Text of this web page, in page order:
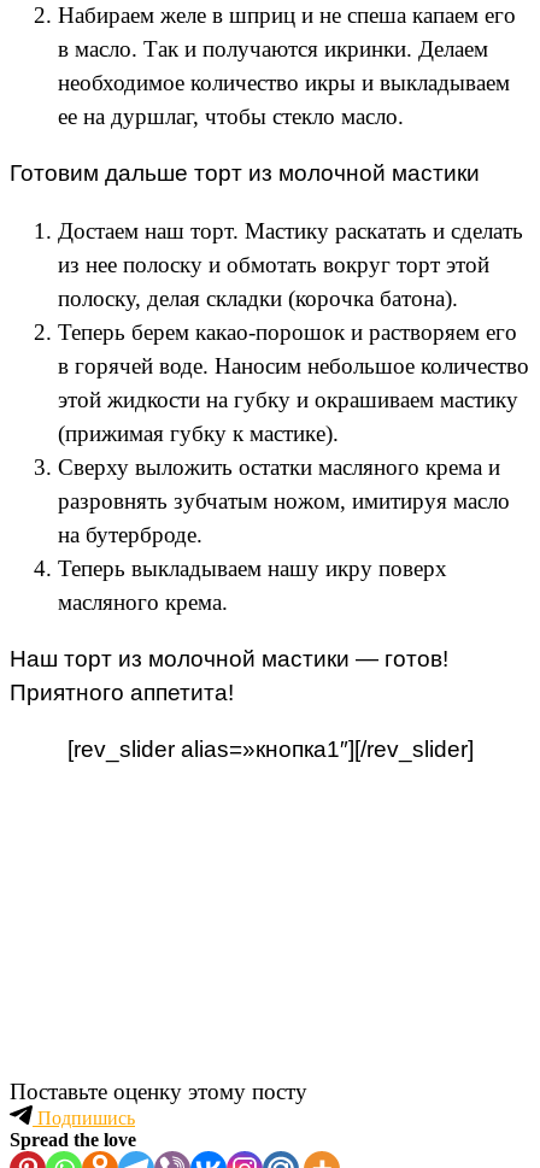
Набираем желе в шприц и не спеша капаем его
в масло. Так и получаются икринки. Делаем
необходимое количество икры и выкладываем
ее на дуршлаг, чтобы стекло масло.
Готовим дальше торт из молочной мастики
Достаем наш торт. Мастику раскатать и сделать
из нее полоску и обмотать вокруг торт этой
полоску, делая складки (корочка батона).
Теперь берем какао-порошок и растворяем его
в горячей воде. Наносим небольшое количество
этой жидкости на губку и окрашиваем мастику
(прижимая губку к мастике).
Сверху выложить остатки масляного крема и
разровнять зубчатым ножом, имитируя масло
на бутерброде.
Теперь выкладываем нашу икру поверх
масляного крема.
Наш торт из молочной мастики — готов!
Приятного аппетита!
[rev_slider alias=»кнопка1″][/rev_slider]
Поставьте оценку этому посту
Подпишись
Spread the love